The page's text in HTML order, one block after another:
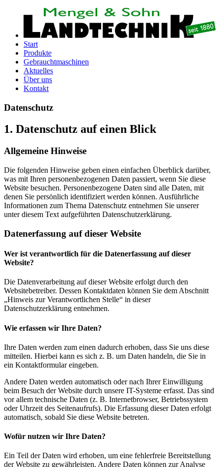
Start
Produkte
Gebrauchtmaschinen
Aktuelles
Über uns
Kontakt
Datenschutz
1. Datenschutz auf einen Blick
Allgemeine Hinweise
Die folgenden Hinweise geben einen einfachen Überblick darüber,
was mit Ihren personenbezogenen Daten passiert, wenn Sie diese
Website besuchen. Personenbezogene Daten sind alle Daten, mit
denen Sie persönlich identifiziert werden können. Ausführliche
Informationen zum Thema Datenschutz entnehmen Sie unserer
unter diesem Text aufgeführten Datenschutzerklärung.
Datenerfassung auf dieser Website
Wer ist verantwortlich für die Datenerfassung auf dieser
Website?
Die Datenverarbeitung auf dieser Website erfolgt durch den
Websitebetreiber. Dessen Kontaktdaten können Sie dem Abschnitt
„Hinweis zur Verantwortlichen Stelle“ in dieser
Datenschutzerklärung entnehmen.
Wie erfassen wir Ihre Daten?
Ihre Daten werden zum einen dadurch erhoben, dass Sie uns diese
mitteilen. Hierbei kann es sich z. B. um Daten handeln, die Sie in
ein Kontaktformular eingeben.
Andere Daten werden automatisch oder nach Ihrer Einwilligung
beim Besuch der Website durch unsere IT-Systeme erfasst. Das sind
vor allem technische Daten (z. B. Internetbrowser, Betriebssystem
oder Uhrzeit des Seitenaufrufs). Die Erfassung dieser Daten erfolgt
automatisch, sobald Sie diese Website betreten.
Wofür nutzen wir Ihre Daten?
Ein Teil der Daten wird erhoben, um eine fehlerfreie Bereitstellung
der Website zu gewährleisten. Andere Daten können zur Analyse